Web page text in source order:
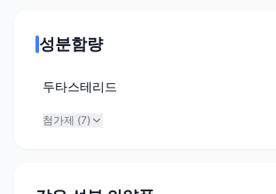
성분함량
두타스테리드
첨가제 (7)